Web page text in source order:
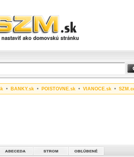
• BANKY.sk • POISTOVNE.sk • VIANOCE.sk •